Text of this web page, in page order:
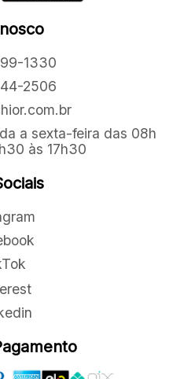
1330
2506
a sexta-feira das 08h
às 17h30